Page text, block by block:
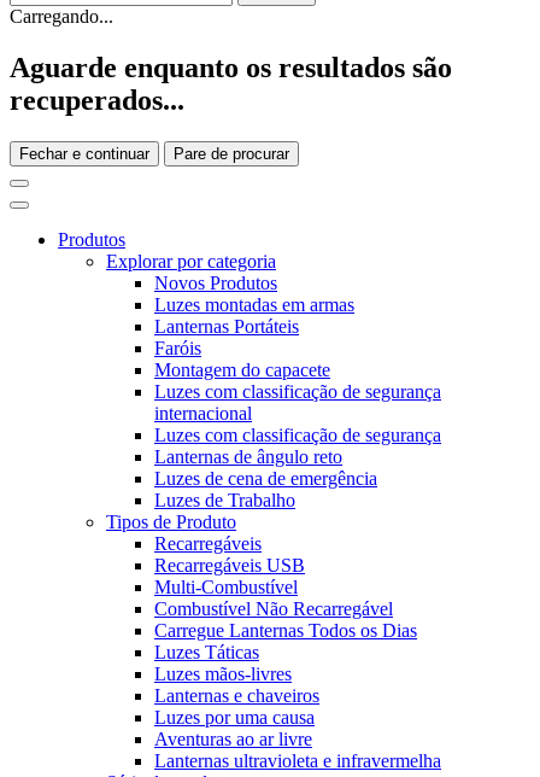
Carregando...
Aguarde enquanto os resultados são
recuperados...
Fechar e continuar Pare de procurar
Produtos
Explorar por categoria
Novos Produtos
Luzes montadas em armas
Lanternas Portáteis
Faróis
Montagem do capacete
Luzes com classificação de segurança
internacional
Luzes com classificação de segurança
Lanternas de ângulo reto
Luzes de cena de emergência
Luzes de Trabalho
Tipos de Produto
Recarregáveis
Recarregáveis USB
Multi-Combustível
Combustível Não Recarregável
Carregue Lanternas Todos os Dias
Luzes Táticas
Luzes mãos-livres
Lanternas e chaveiros
Luzes por uma causa
Aventuras ao ar livre
Lanternas ultravioleta e infravermelha